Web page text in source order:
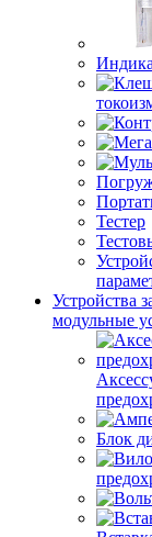
Тестер
Устройства
модульные
Блок